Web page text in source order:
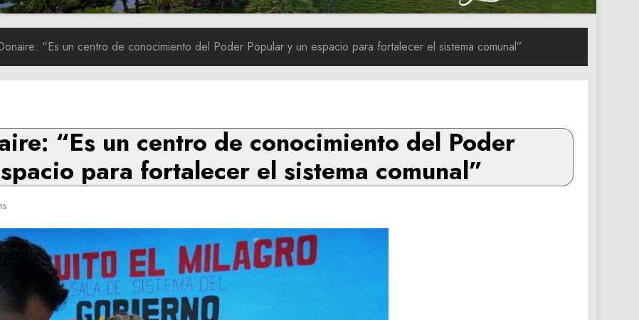
“Es un centro de conocimiento del Poder Popular y un espacio para fortalecer el sistema comunal”
“Es un centro de conocimiento del Poder
para fortalecer el sistema comunal”